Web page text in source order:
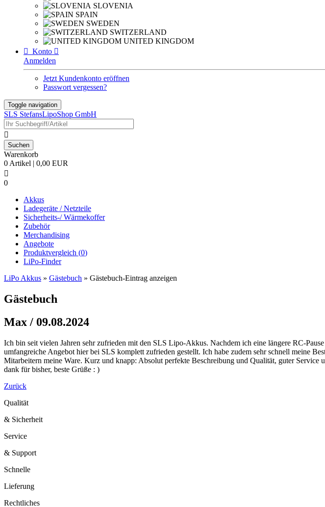
SLOVENIA
SPAIN
SWEDEN
SWITZERLAND
UNITED KINGDOM
 Konto 
Anmelden
Jetzt Kundenkonto eröffnen
Passwort vergessen?
Toggle navigation
SLS StefansLipoShop GmbH

Warenkorb
0 Artikel | 0,00 EUR

0
Akkus
Ladegeräte / Netzteile
Sicherheits-/ Wärmekoffer
Zubehör
Merchandising
Angebote
Produktvergleich (0)
LiPo-Finder
LiPo Akkus » Gästebuch » Gästebuch-Eintrag anzeigen
Gästebuch
Max / 09.08.2024
Ich bin seit vielen Jahren sehr zufrieden mit den SLS Lipo-Akkus. Nachdem ich eine längere RC-
umfangreiche Angebot hier bei SLS komplett zufrieden gestellt. Ich habe zudem sehr schnell meine
Mitarbeitern meine Ware. Kurz und knapp: Absolut perfekte Beschreibung und Qualität, guter
dank für bisher, beste Grüße : )
Zurück
Qualität
& Sicherheit
Service
& Support
Schnelle
Lieferung
Rechtliches